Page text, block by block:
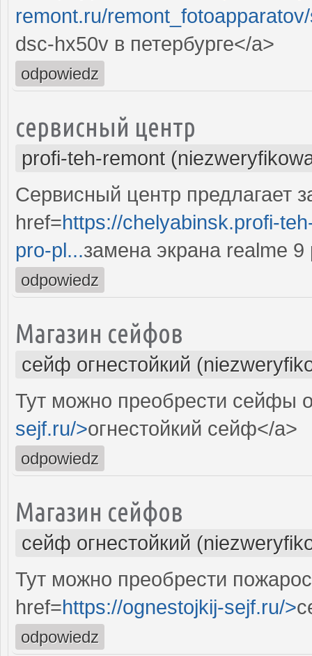
remont.ru/
dsc-hx50v в петербурге</a>
odpowiedz
сервисный центр
profi-teh-remont
Сервисный центр предлагает
href=https://chelyabinsk.profi-
pro-pl...замена экрана realme
odpowiedz
Магазин сейфов
сейф огнестойкий
Тут можно преобрести сейфы
sejf.ru/>огнестойкий сейф</a>
odpowiedz
Магазин сейфов
сейф огнестойкий
Тут можно преобрести
href=https://ognestojkij-sejf.ru/>
odpowiedz